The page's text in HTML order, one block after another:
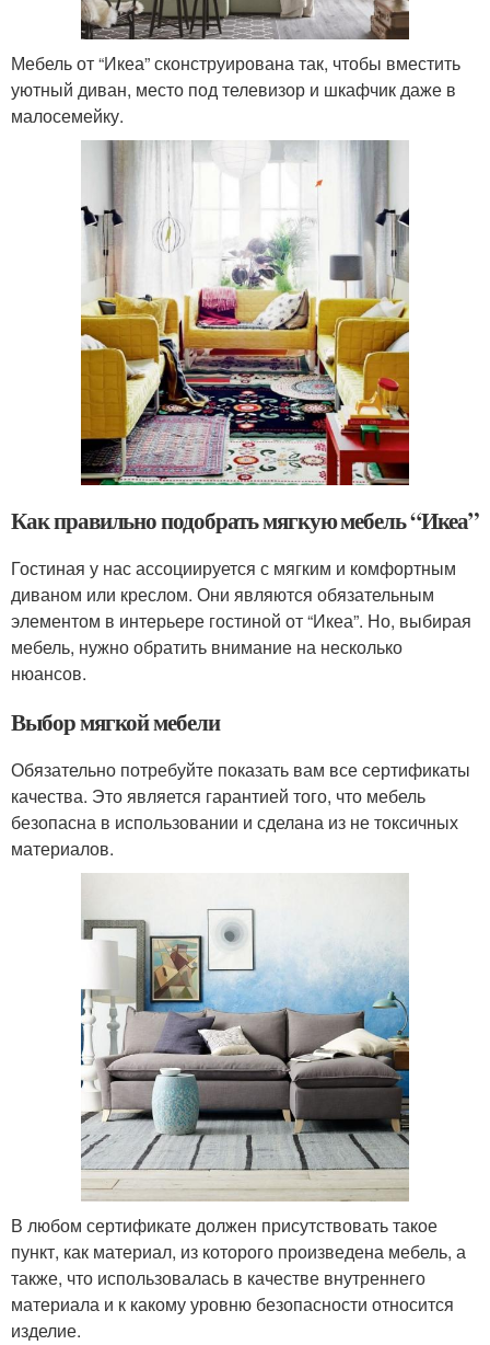
Мебель от “Икеа” сконструирована так, чтобы вместить
уютный диван, место под телевизор и шкафчик даже в
малосемейку.
Как правильно подобрать мягкую мебель “Икеа”
Гостиная у нас ассоциируется с мягким и комфортным
диваном или креслом. Они являются обязательным
элементом в интерьере гостиной от “Икеа”. Но, выбирая
мебель, нужно обратить внимание на несколько
нюансов.
Выбор мягкой мебели
Обязательно потребуйте показать вам все сертификаты
качества. Это является гарантией того, что мебель
безопасна в использовании и сделана из не токсичных
материалов.
В любом сертификате должен присутствовать такое
пункт, как материал, из которого произведена мебель, а
также, что использовалась в качестве внутреннего
материала и к какому уровню безопасности относится
изделие.